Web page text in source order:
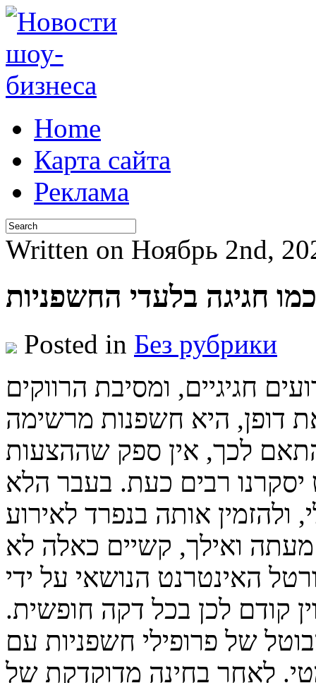
Home
Карта сайта
Реклама
Written on Ноябрь 2nd,
חגיגה בלעדי החשפניות
Posted in Без рубрики
חגיגיים, ומסיבת הרווקים
דופן, היא חשפנות מרשימה
לכך, אין ספק שההצעות
רבים כעת. בעבר הלא
ולהזמין אותה בנפרד לאירוע
ואילך, קשיים כאלה לא
האינטרנט הנושאי על ידי
קודם לכן בכל דקה חופשית.
של פרופילי חשפניות עם
לאחר בחינה מדוקדקת של